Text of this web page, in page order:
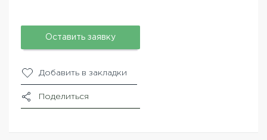
Оставить заявку
Добавить в закладки
Поделиться